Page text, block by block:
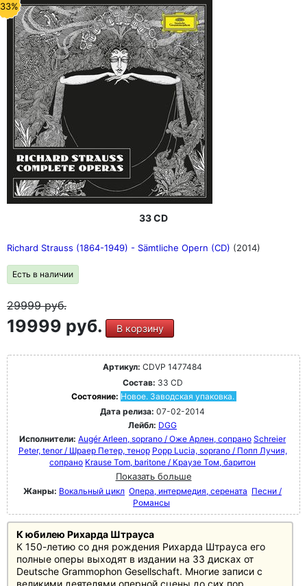
33 CD
Richard Strauss (1864-1949) - Sämtliche Opern (CD) (2014)
Есть в наличии
29999руб.
19999 руб. В корзину
Артикул: CDVP 1477484
Состав: 33 CD
Состояние: Новое. Заводская упаковка.
Дата релиза: 07-02-2014
Лейбл: DGG
Исполнители: Augér Arleen, soprano / Оже Арлен, сопрано Schreier
Peter, tenor / Шраер Петер, тенор Popp Lucia, soprano / Попп Лучия,
сопрано Krause Tom, baritone / Краузе Том, баритон
Показать больше
Жанры: Вокальный цикл Опера, интермедия, серената Песни /
Романсы
К юбилею Рихарда Штрауса
К 150-летию со дня рождения Рихарда Штрауса его
полные оперы выходят в издании на 33 дисках от
Deutsche Grammophon Gesellschaft. Многие записи с
великими деятелями оперной сцены до сих пор